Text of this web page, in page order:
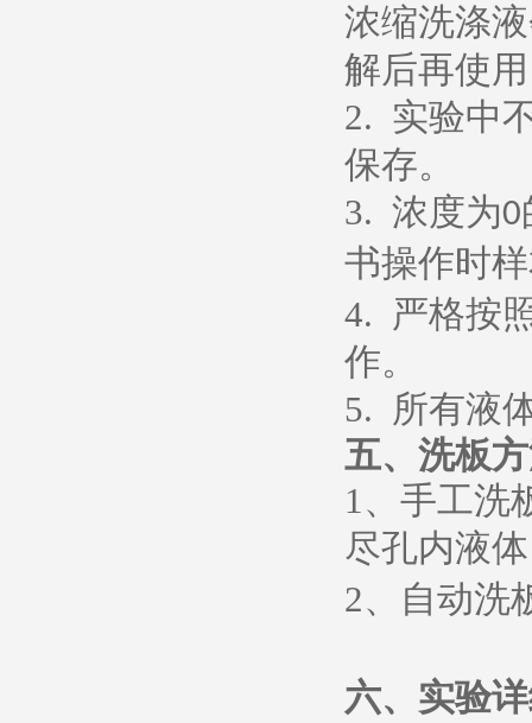
浓缩洗涤
解后再使
2. 实验中
保存。
3. 浓度为0
书操作时
4. 严格按
作。
5. 所有液
五、 洗板
1、 手工洗
尽孔内液
2、 自动洗
六、 实验